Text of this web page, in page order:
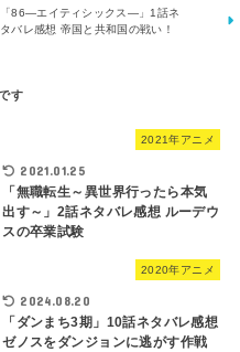
「86―エイティシックス―」1話ネ
タバレ感想 帝国と共和国の戦い！
2021年アニメ
2021.01.25
「無職転生～異世界行ったら本気
出す～」2話ネタバレ感想 ルーデウ
スの卒業試験
2020年アニメ
2024.08.20
「ダンまち3期」10話ネタバレ感想
ゼノスをダンジョンに逃がす作戦